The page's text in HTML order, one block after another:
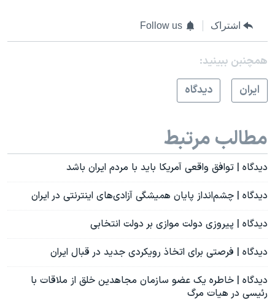
اشتراک Follow us
همچنبن ببینید:
ايران
دیدگاه
مطالب مرتبط
دیدگاه | توافق واقعی آمریکا باید با مردم ایران باشد
دیدگاه | چشم‌انداز پایان همیشگی آزادی‌های اینترنتی در ایران
دیدگاه | پیروزی دولت موازی بر دولت انتخابی
دیدگاه | فرصتی برای اتخاذ رویکردی جدید در قبال ایران
دیدگاه | خاطره یک عضو سازمان مجاهدین خلق از ملاقات با
رئیسی در هیات مرگ